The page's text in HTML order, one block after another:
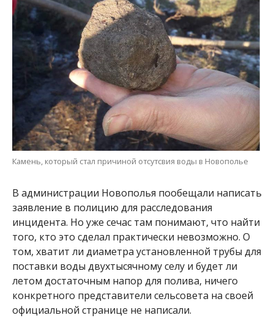
Камень, который стал причиной отсутсвия воды в Новополье
В администрации Новополья пообещали написать
заявление в полицию для расследования
инцидента. Но уже сечас там понимают, что найти
того, кто это сделал практически невозможно. О
том, хватит ли диаметра установленной трубы для
поставки воды двухтысячному селу и будет ли
летом достаточным напор для полива, ничего
конкретного представители сельсовета на своей
официальной странице не написали.